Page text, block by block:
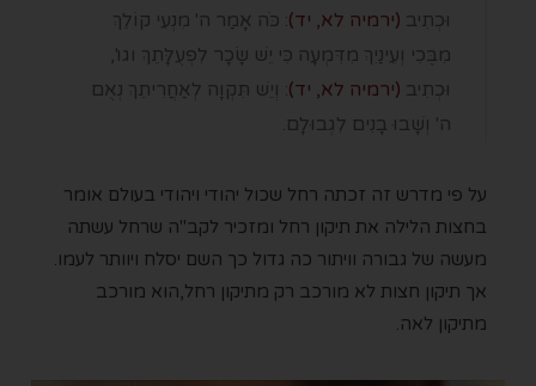
וּכְתִיב (ירמיה לא, יד): כֹּה אָמַר ה' מִנְעִי קוֹלֵךְ
מִבֶּכִי וְעֵינַיִךְ מִדִּמְעָה כִּי יֵשׁ שָׂכָר לִפְעֻלָּתֵךְ וגו',
וּכְתִיב (ירמיה לא, יד): וְיֵשׁ תִּקְוָה לְאַחֲרִיתֵךְ נְאֻם
ה' וְשָׁבוּ בָנִים לִגְבוּלָם.
על פי מדרש זה זכתה רחל שכול יהודי ויהודי בעולם אומר
בחצות הלילה את תיקון רחל ומזכיר לקב"ה שרחל עשתה
מעשה של גבורה וויתור כה גדול כך השם יסלח ויוותר לעמו.
אך תיקון חצות לא מורכב רק מתיקון רחל,הוא מורכב
מתיקון לאה.